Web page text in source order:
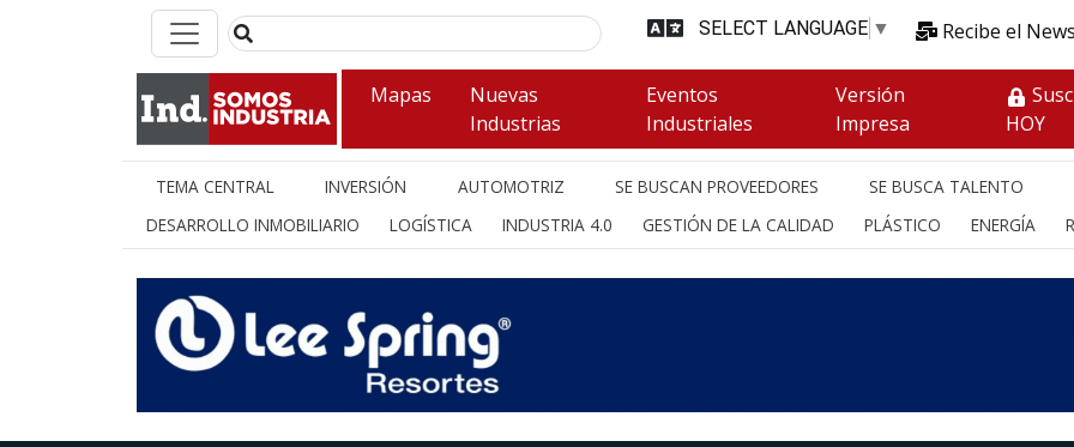
SELECT LANGUAGE ▼ Recibe el
Mapas
Nuevas
Industrias
Eventos
Industriales
Versión
Impresa
HOY
TEMA CENTRAL INVERSIÓN AUTOMOTRIZ SE BUSCAN PROVEEDORES
SE BUSCA TALENTO
DESARROLLO INMOBILIARIO
LOGÍSTICA INDUSTRIA 4.0 GESTIÓN DE LA CALIDAD PLÁSTICO ENERGÍA